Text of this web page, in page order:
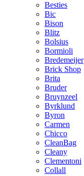
Besties
Bic
Bison
Blitz
Bolsius
Bormioli
Bredemeijer
Brick Shop
Brita
Bruder
Bruynzeel
Byrklund
Byron
Carmen
Chicco
CleanBag
Cleany
Clementoni
Collall